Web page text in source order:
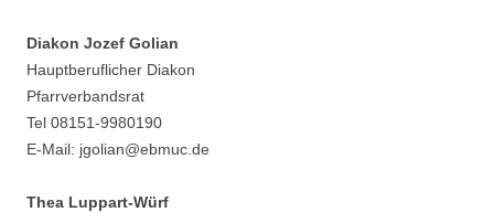
Diakon Jozef Golian
Hauptberuflicher Diakon
Pfarrverbandsrat
Tel 08151-9980190
E-Mail: jgolian@ebmuc.de
Thea Luppart-Würf